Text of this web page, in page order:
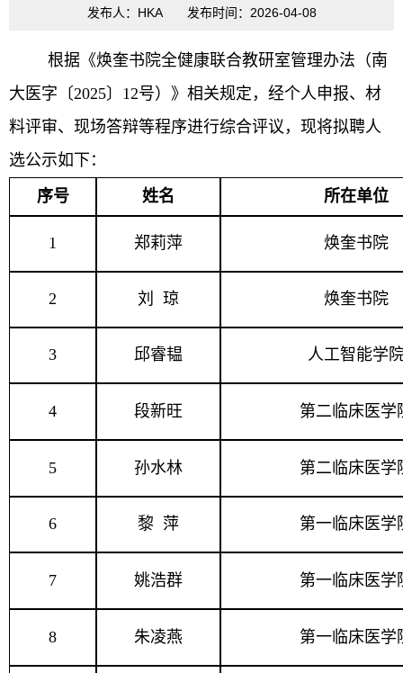
发布人：HKA 发布时间：2026-04-08
根据《焕奎书院全健康联合教研室管理办法（南
大医字〔2025〕 12号）》相关规定，经个人申报、材
料评审、现场答辩等程序进行综合评议，现将拟聘人
选公示如下：
序号
姓名 所在单位
1 郑莉萍 焕奎书院
2 刘 琼 焕奎书院
3 邱睿韫 人工智能学
4 段新旺 第二临床医学
5 孙水林 第二临床医学
6 黎 萍 第一临床医学
7 姚浩群 第一临床医学
8 朱凌燕 第一临床医学